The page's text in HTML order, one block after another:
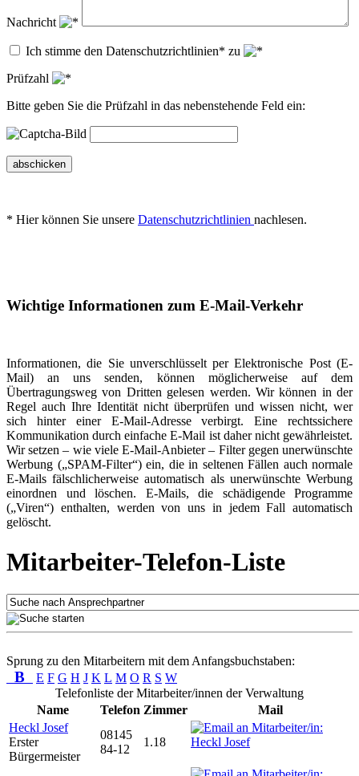
Nachricht
Ich stimme den Datenschutzrichtlinien* zu
Prüfzahl
Bitte geben Sie die Prüfzahl in das nebenstehende Feld ein:
abschicken
* Hier können Sie unsere Datenschutzrichtlinien nachlesen.
Wichtige Informationen zum E-Mail-Verkehr
Informationen, die Sie unverschlüsselt per Elektronische Post (E-
Mail) an uns senden, können möglicherweise auf dem
Übertragungsweg von Dritten gelesen werden. Wir können in der
Regel auch Ihre Identität nicht überprüfen und wissen nicht, wer
sich hinter einer E-Mail-Adresse verbirgt. Eine rechtssichere
Kommunikation durch einfache E-Mail ist daher nicht gewährleistet.
Wir setzen – wie viele E-Mail-Anbieter – Filter gegen unerwünschte
Werbung („SPAM-Filter“) ein, die in seltenen Fällen auch normale
E-Mails fälschlicherweise automatisch als unerwünschte Werbung
einordnen und löschen. E-Mails, die schädigende Programme
(„Viren“) enthalten, werden von uns in jedem Fall automatisch
gelöscht.
Mitarbeiter-Telefon-Liste
Sprung zu den Mitarbeitern mit dem Anfangsbuchstaben:
B E F G H J K L M O R S W
Telefonliste der Mitarbeiter/innen der Verwaltung
Name
Telefon Zimmer
Mail
Heckl Josef
Erster
Bürgermeister
08145
84-12
1.18